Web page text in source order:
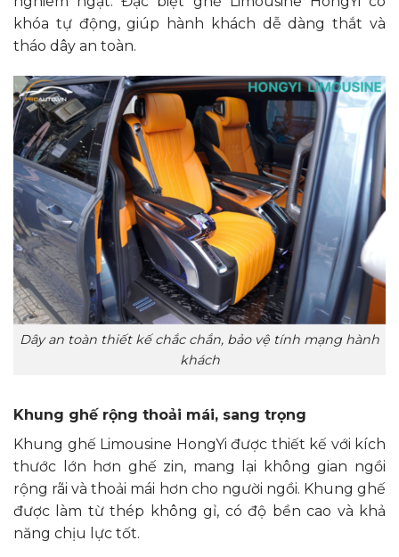
khóa tự động, giúp hành khách dễ dàng thắt và
tháo dây an toàn.
Dây an toàn thiết kế chắc chắn, bảo vệ tính mạng hành
khách
Khung ghế rộng thoải mái, sang trọng
Khung ghế Limousine HongYi được thiết kế với kích
thước lớn hơn ghế zin, mang lại không gian ngồi
rộng rãi và thoải mái hơn cho người ngồi. Khung ghế
được làm từ thép không gỉ, có độ bền cao và khả
năng chịu lực tốt.